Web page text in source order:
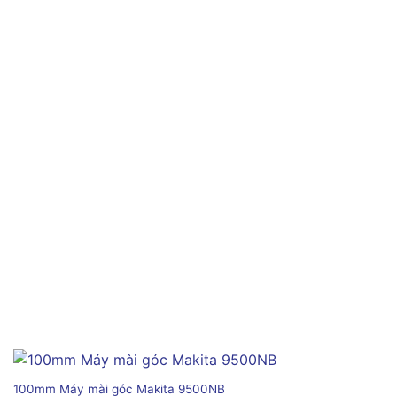
100mm Máy mài góc Makita 9500NB